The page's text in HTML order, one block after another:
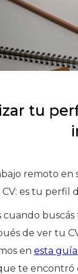
tu
remoto
es tu
cuando
de ver tu
en esta
te